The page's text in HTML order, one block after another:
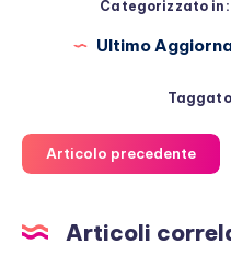
Categorizzato in:
Ultimo
Articolo precedente
Articoli